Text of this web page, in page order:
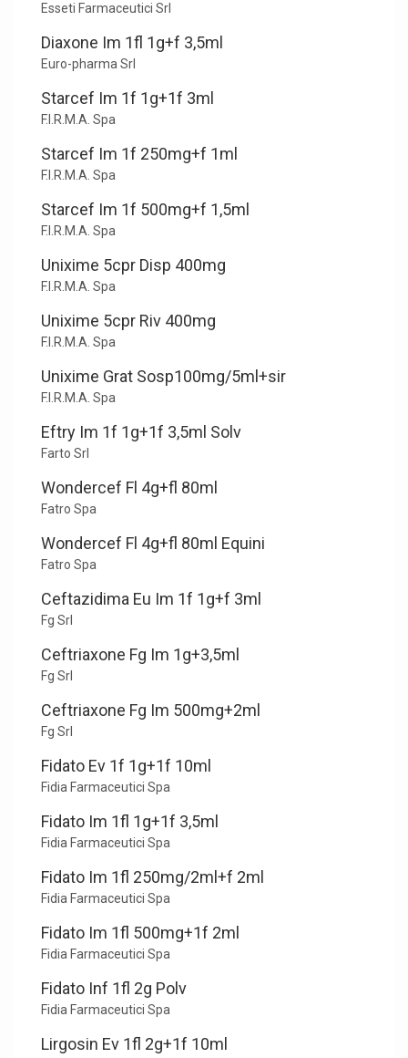
Esseti Farmaceutici Srl
Diaxone Im 1fl 1g+f 3,5ml
Euro-pharma Srl
Starcef Im 1f 1g+1f 3ml
F.I.R.M.A. Spa
Starcef Im 1f 250mg+f 1ml
F.I.R.M.A. Spa
Starcef Im 1f 500mg+f 1,5ml
F.I.R.M.A. Spa
Unixime 5cpr Disp 400mg
F.I.R.M.A. Spa
Unixime 5cpr Riv 400mg
F.I.R.M.A. Spa
Unixime Grat Sosp100mg/5ml+sir
F.I.R.M.A. Spa
Eftry Im 1f 1g+1f 3,5ml Solv
Farto Srl
Wondercef Fl 4g+fl 80ml
Fatro Spa
Wondercef Fl 4g+fl 80ml Equini
Fatro Spa
Ceftazidima Eu Im 1f 1g+f 3ml
Fg Srl
Ceftriaxone Fg Im 1g+3,5ml
Fg Srl
Ceftriaxone Fg Im 500mg+2ml
Fg Srl
Fidato Ev 1f 1g+1f 10ml
Fidia Farmaceutici Spa
Fidato Im 1fl 1g+1f 3,5ml
Fidia Farmaceutici Spa
Fidato Im 1fl 250mg/2ml+f 2ml
Fidia Farmaceutici Spa
Fidato Im 1fl 500mg+1f 2ml
Fidia Farmaceutici Spa
Fidato Inf 1fl 2g Polv
Fidia Farmaceutici Spa
Lirgosin Ev 1fl 2g+1f 10ml